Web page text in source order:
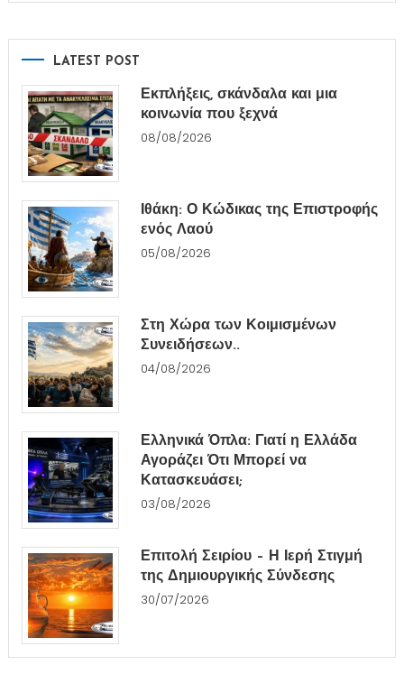
LATEST POST
Εκπλήξεις, σκάνδαλα και μια
κοινωνία που ξεχνά
08/08/2026
Ιθάκη: Ο Κώδικας της Επιστροφής
ενός Λαού
05/08/2026
Στη Χώρα των Κοιμισμένων
Συνειδήσεων..
04/08/2026
Ελληνικά Όπλα: Γιατί η Ελλάδα
Αγοράζει Ότι Μπορεί να
Κατασκευάσει;
03/08/2026
Επιτολή Σειρίου – Η Ιερή Στιγμή
της Δημιουργικής Σύνδεσης
30/07/2026